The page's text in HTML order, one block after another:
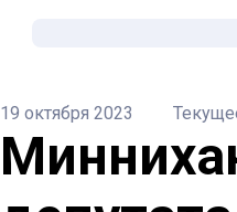
19 октября 2023